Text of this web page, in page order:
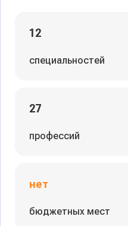
12
специальностей
27
профессий
нет
бюджетных мест